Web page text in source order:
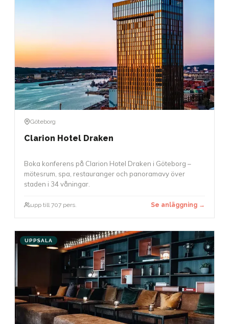
Göteborg
Clarion Hotel Draken
Boka konferens på Clarion Hotel Draken i Göteborg –
mötesrum, spa, restauranger och panoramavy över
staden i 34 våningar.
upp till 707 pers. Se anläggning →
UPPSALA